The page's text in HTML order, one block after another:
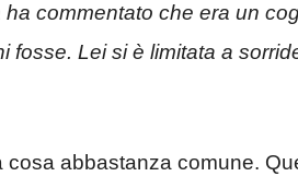
commentato che era un
fosse. Lei si è limitata a
abbastanza comune.